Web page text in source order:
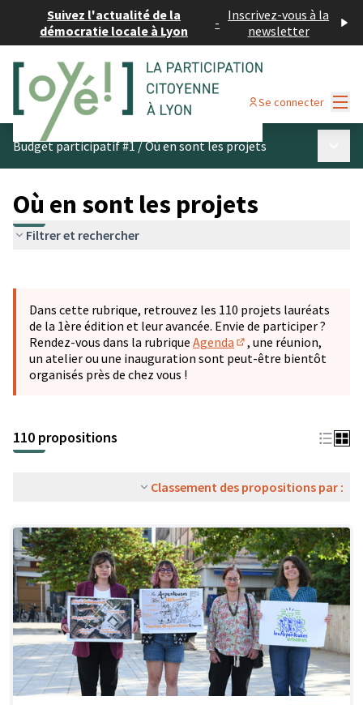
Suivez l'actualité de la
démocratie locale à Lyon
- Inscrivez-vous à la
newsletter
Se connecter
Budget participatif #1/Où en sont les projets
Où en sont les projets
Filtrer et rechercher
−
Dans cette rubrique, retrouvez les 110 projets lauréats
de la 1ère édition et leur avancée. Envie de participer ?
Rendez-vous dans la rubrique Agenda
(S'ouvre dans un
, une réunion,
un atelier ou une inauguration sont peut-être bientôt
organisés près de chez vous !
110 propositions
Classement des propositions par :